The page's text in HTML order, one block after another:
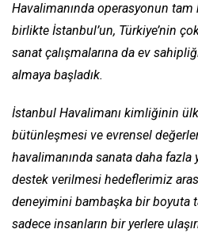
Havalimanında operasyonun
birlikte İstanbul’un, Türkiye’nin
sanat çalışmalarına da ev
almaya başladık.
İstanbul Havalimanı kimliğinin
bütünleşmesi ve evrensel
havalimanında sanata daha fazla
destek verilmesi hedeflerimiz
deneyimini bambaşka bir boyuta
sadece insanların bir yerlere